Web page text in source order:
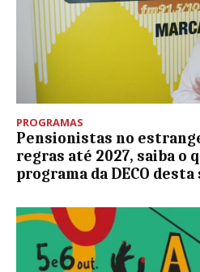
PROGRAMAS
Pensionistas no
regras até 2027, saiba o
programa da DECO desta